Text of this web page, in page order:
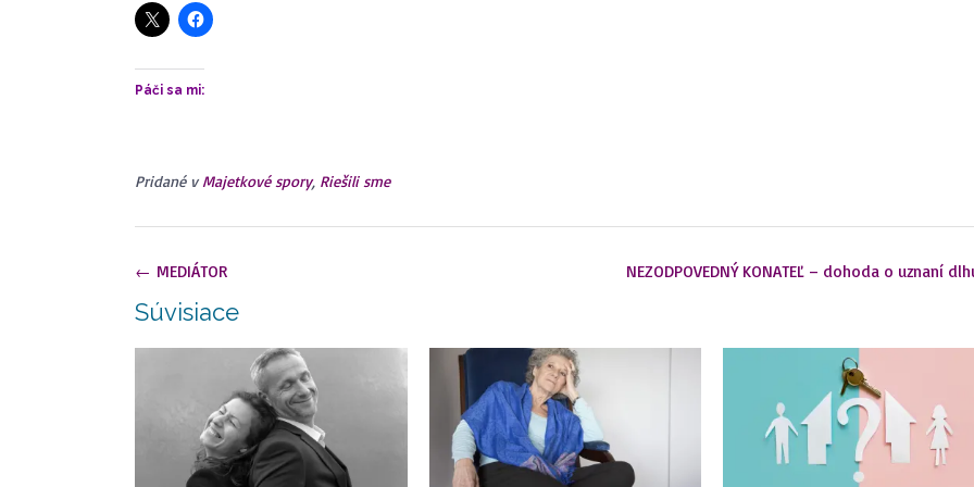
Páči sa mi:
Pridané v Majetkové spory, Riešili sme
Navigácia
článkoch
NEZODPOVEDNÝ KONATEĽ – dohoda o uznaní
← MEDIÁTOR
Súvisiace